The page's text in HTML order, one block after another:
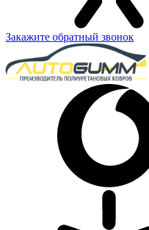
Закажите обратный звонок